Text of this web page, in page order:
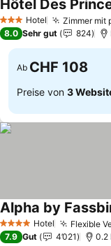
3 SterneHotel Zimmer mit
Hôtel Des
8.0 Sehr gut 824
Ab CHF 108
Preise von 3
4 Sterne Hotel Flexible
Alpha by
7.9 Gut 4’021 0.2